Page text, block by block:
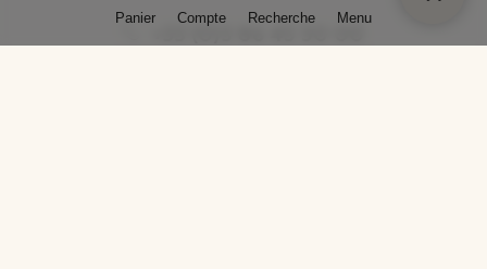
+33 (0)3 86 45 50 00
Panier Compte Recherche Menu